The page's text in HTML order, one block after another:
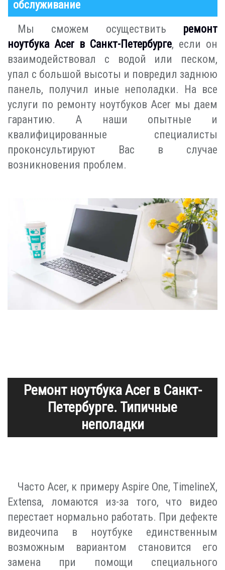
обслуживание
Мы сможем осуществить ремонт
ноутбука Acer в Санкт-Петербурге, если он
взаимодействовал с водой или песком,
упал с большой высоты и повредил заднюю
панель, получил иные неполадки. На все
услуги по ремонту ноутбуков Acer мы даем
гарантию. А наши опытные и
квалифицированные специалисты
проконсультируют Вас в случае
возникновения проблем.
Ремонт ноутбука Acer в Санкт-
Петербурге. Типичные
неполадки
Часто Acer, к примеру Aspire One, TimelineX,
Extensa, ломаются из-за того, что видео
перестает нормально работать. При дефекте
видеочипа в ноутбуке единственным
возможным вариантом становится его
замена при помощи специального